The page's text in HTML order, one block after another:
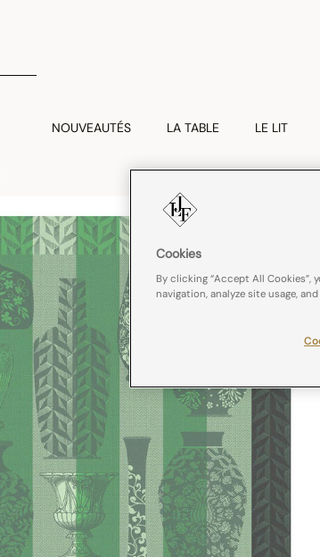
NOUVEAUTÉS LA TABLE LE LIT
Cookies
By clicking “Accept All
navigation, analyze site usage,